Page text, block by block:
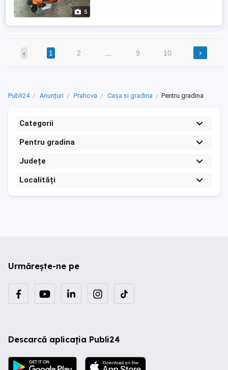
5
‹ 1 2 9 10 ›
Publi24 Anunțuri Prahova Casa si gradina Pentru gradina
Categorii
Pentru gradina
Județe
Localități
Urmărește-ne pe
Descarcă aplicația Publi24